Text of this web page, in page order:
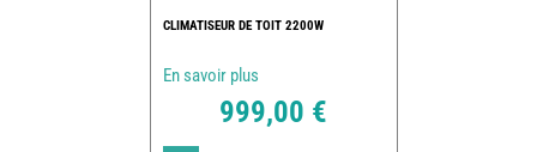
CLIMATISEUR DE TOIT 2200W
En savoir plus
999,00 €